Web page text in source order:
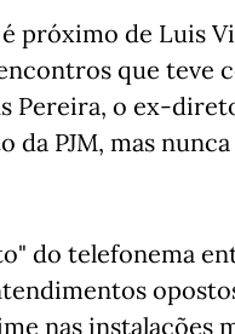
próximo de Luis
que teve
Pereira, o ex-
PJM, mas
do telefonema
nas instalações